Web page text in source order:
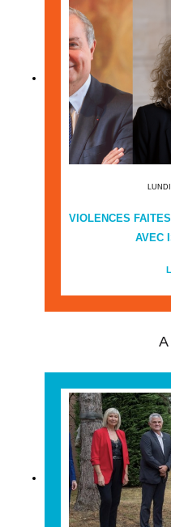
VIOLENCES
AVEC
A